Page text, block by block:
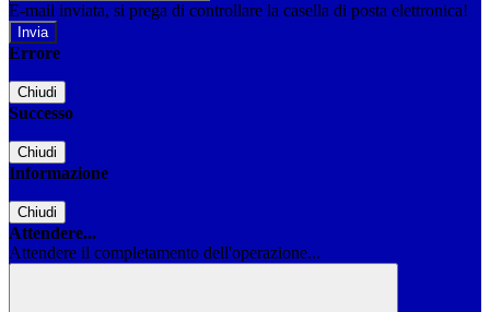
E-mail inviata, si prega di controllare la casella di posta elettronica!
Errore
Chiudi
Successo
Chiudi
Informazione
Chiudi
Attendere...
Attendere il completamento dell'operazione...